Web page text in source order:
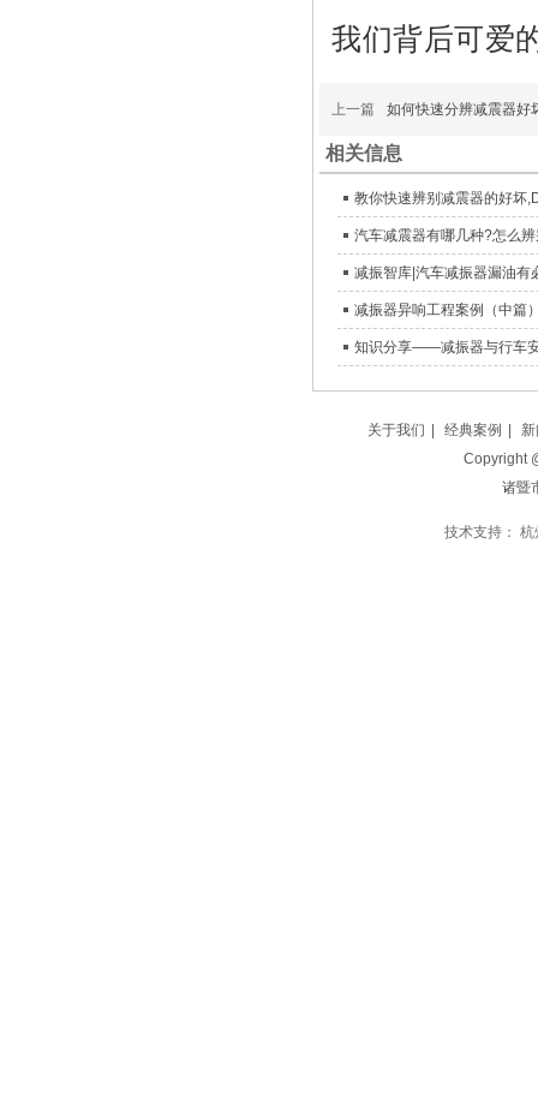
我们背后可
上一篇 如何快速分辨减震器好
相关信息
知识分享——减振器与行车
关于我们 经典案例
Copyright
诸暨
技术支持： 杭